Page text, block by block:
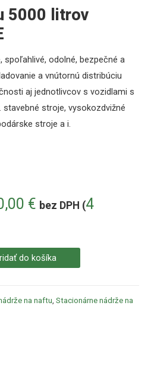
5000 litrov
€ bez DPH (4
spoľahlivé, odolné, bezpečné a
a vnútornú distribúciu
aj jednotlivcov s vozidlami s
stroje, vysokozdvižné
stroje a i.
do košíka
na naftu Stacionárne nádrže na